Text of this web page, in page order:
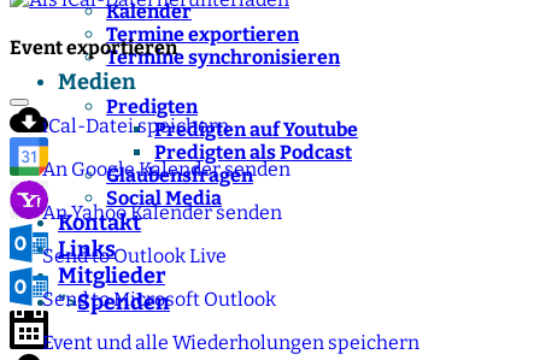
Kalender
Termine exportieren
Termine synchronisieren
Medien
Predigten
Predigten auf Youtube
Predigten als Podcast
Glaubensfragen
Social Media
Kontakt
Links
Mitglieder
">Spenden
Event exportieren
iCal-Datei speichern
An Google Kalender senden
An Yahoo Kalender senden
Send to Outlook Live
Send to Microsoft Outlook
Event und alle Wiederholungen speichern